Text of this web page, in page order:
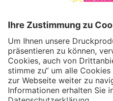
71522 Backnang
Tel.: +49 (0) 711 995 982 - 20
Fax: +49 (0) 711 995 982 - 21
SOCIAL MEDIA